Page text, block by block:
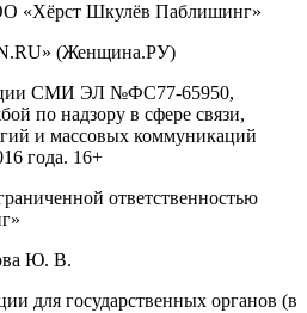
«Хёрст Шкулёв Паблишинг»
(Женщина.РУ)
СМИ ЭЛ №ФС77-65950,
по надзору в сфере связи,
и массовых коммуникаций
года. 16+
ответственностью
Ю. В.
для государственных органов (в